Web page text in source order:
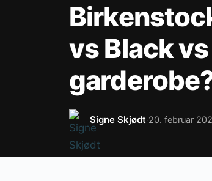
vs Black
Signe Skjødt·20. februar